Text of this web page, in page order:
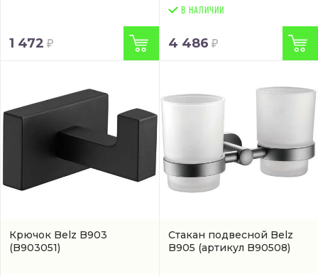
1 472
В НАЛИЧИИ
4 486
Крючок Belz B903
(B903051)
Стакан подвесной Belz
B905 (артикул B90508)